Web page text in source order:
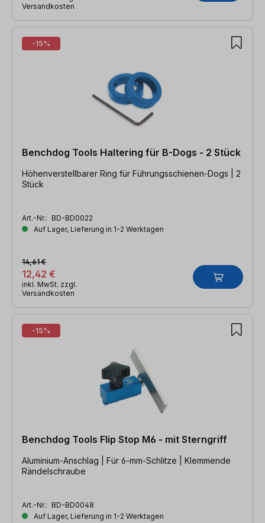
Versandkosten
-15%
Benchdog Tools Haltering für B-Dogs - 2 Stück
Höhenverstellbarer Ring für Führungsschienen-Dogs | 2
Stück
Art.-Nr.: BD-BD0022
Auf Lager, Lieferung in 1-2 Werktagen
12,42 €
14,61 €
inkl. MwSt. zzgl.
Versandkosten
-15%
Benchdog Tools Flip Stop M6 - mit Sterngriff
Aluminium-Anschlag | Für 6-mm-Schlitze | Klemmende
Rändelschraube
Art.-Nr.: BD-BD0048
Auf Lager, Lieferung in 1-2 Werktagen